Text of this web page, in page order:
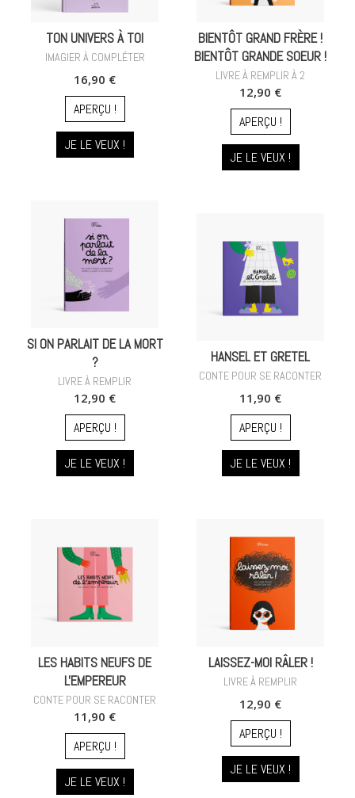
TON UNIVERS À TOI
IMAGIER À COMPLÉTER
16,90 €
APERÇU !
JE LE VEUX !
BIENTÔT GRAND FRÈRE !
BIENTÔT GRANDE SOEUR !
LIVRE À REMPLIR À 2
12,90 €
APERÇU !
JE LE VEUX !
SI ON PARLAIT DE LA MORT
?
LIVRE À REMPLIR
12,90 €
APERÇU !
JE LE VEUX !
HANSEL ET GRETEL
CONTE POUR SE RACONTER
11,90 €
APERÇU !
JE LE VEUX !
LES HABITS NEUFS DE
L'EMPEREUR
CONTE POUR SE RACONTER
11,90 €
APERÇU !
JE LE VEUX !
LAISSEZ-MOI RÂLER !
LIVRE À REMPLIR
12,90 €
APERÇU !
JE LE VEUX !